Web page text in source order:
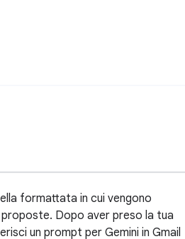
formattata in cui vengono
Dopo aver preso la tua
un prompt per Gemini in Gmail